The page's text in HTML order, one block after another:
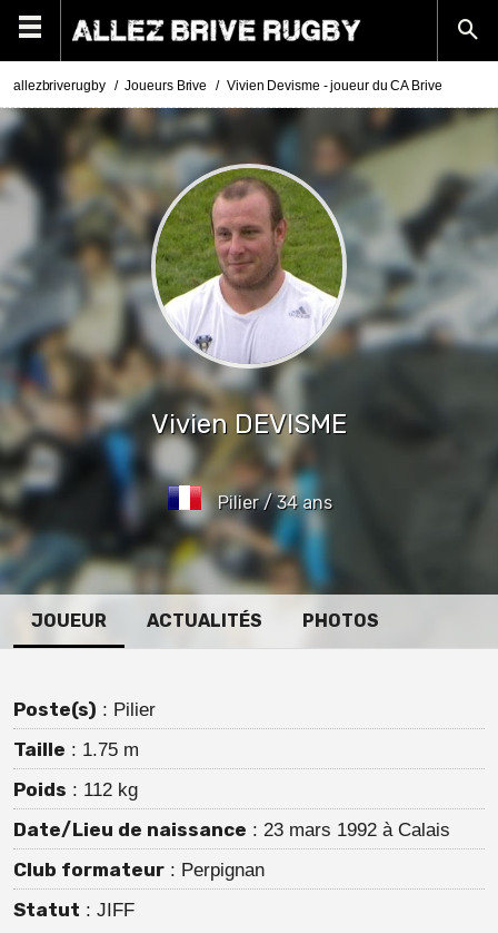
allezbriverugby Joueurs Brive Vivien Devisme - joueur du CA Brive
Vivien DEVISME
Pilier / 34 ans
JOUEUR ACTUALITÉS PHOTOS
Poste(s) : Pilier
Taille : 1.75 m
Poids : 112 kg
Date/Lieu de naissance : 23 mars 1992 à Calais
Club formateur : Perpignan
Statut : JIFF